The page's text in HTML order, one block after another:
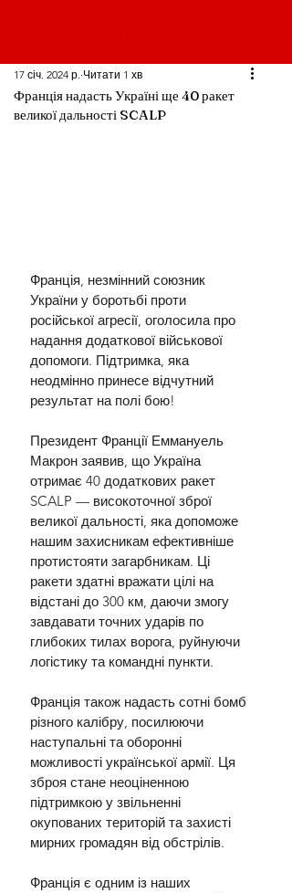
Франція надасть Україні ще 40 ракет
великої дальності SCALP
17 січ. 2024 р. Читати 1 хв
Франція, незмінний союзник
України у боротьбі проти
російської агресії, оголосила про
надання додаткової військової
допомоги. Підтримка, яка
неодмінно принесе відчутний
результат на полі бою!
Президент Франції Еммануель
Макрон заявив, що Україна
отримає 40 додаткових ракет
SCALP — високоточної зброї
великої дальності, яка допоможе
нашим захисникам ефективніше
протистояти загарбникам. Ці
ракети здатні вражати цілі на
відстані до 300 км, даючи змогу
завдавати точних ударів по
глибоких тилах ворога, руйнуючи
логістику та командні пункти.
Франція також надасть сотні бомб
різного калібру, посилюючи
наступальні та оборонні
можливості української армії. Ця
зброя стане неоціненною
підтримкою у звільненні
окупованих територій та захисті
мирних громадян від обстрілів.
Франція є одним із наших